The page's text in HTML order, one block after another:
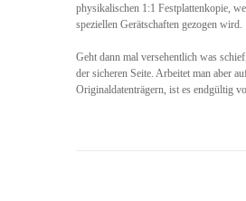
physikalischen 1:1 Festplattenkopie,
speziellen Gerätschaften gezogen wird.
Geht dann mal versehentlich was
der sicheren Seite. Arbeitet man aber
Originaldatenträgern, ist es endgültig